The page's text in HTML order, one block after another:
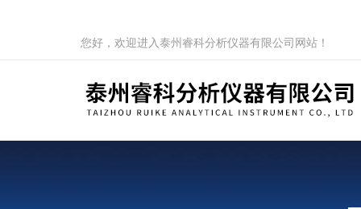
您好，欢迎进入泰州睿科分析仪器有限公司网站！